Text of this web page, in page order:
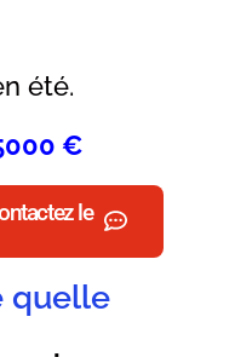
été.
€
le
quelle